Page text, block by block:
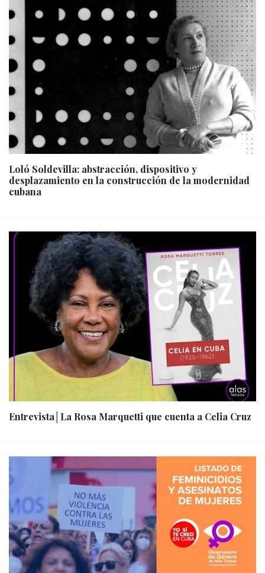
Loló Soldevilla: abstracción, dispositivo y
desplazamiento en la construcción de la modernidad
cubana
Entrevista│La Rosa Marquetti que cuenta a Celia Cruz